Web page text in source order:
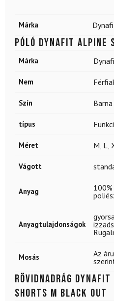
Márka
Póló DYNAFIT
Márka
Nem
Szín Barna
típus
Méret M, L,
Vágott
Anyag
Anyagtulajdonságok
Mosás
Az
Rövidnadrág
Shorts M Black Out